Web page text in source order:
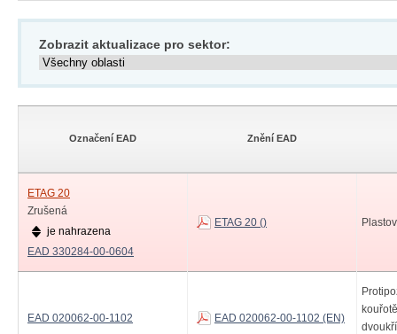
Zobrazit aktualizace pro sektor:
Označení EAD Znění EAD
ETAG 20
Zrušená
je nahrazena
EAD 330284-00-0604
ETAG 20 ()
EAD 020062-00-1102 EAD 020062-00-1102 (EN)